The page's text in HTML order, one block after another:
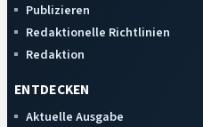
Publizieren
Redaktionelle Richtlinien
Redaktion
ENTDECKEN
Aktuelle Ausgabe